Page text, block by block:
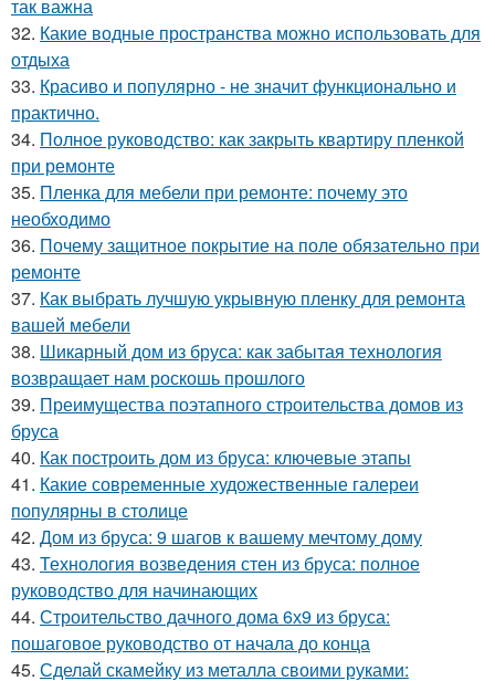
так важна
32. Какие водные пространства можно использовать для
отдыха
33. Красиво и популярно - не значит функционально и
практично.
34. Полное руководство: как закрыть квартиру пленкой
при ремонте
35. Пленка для мебели при ремонте: почему это
необходимо
36. Почему защитное покрытие на поле обязательно при
ремонте
37. Как выбрать лучшую укрывную пленку для ремонта
вашей мебели
38. Шикарный дом из бруса: как забытая технология
возвращает нам роскошь прошлого
39. Преимущества поэтапного строительства домов из
бруса
40. Как построить дом из бруса: ключевые этапы
41. Какие современные художественные галереи
популярны в столице
42. Дом из бруса: 9 шагов к вашему мечтому дому
43. Технология возведения стен из бруса: полное
руководство для начинающих
44. Строительство дачного дома 6х9 из бруса:
пошаговое руководство от начала до конца
45. Сделай скамейку из металла своими руками: